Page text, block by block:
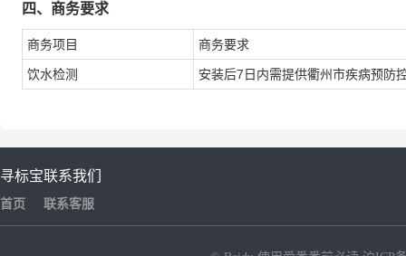
四、商务要求
商务项目 商务要求
饮水检测 安装后7日内需提供衢州市疾病预防
寻标宝
首页
联系我们
联系客服